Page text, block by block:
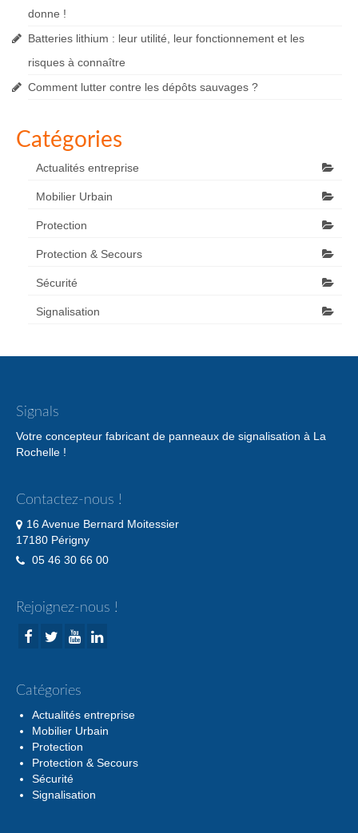
donne !
Batteries lithium : leur utilité, leur fonctionnement et les
risques à connaître
Comment lutter contre les dépôts sauvages ?
Catégories
Actualités entreprise
Mobilier Urbain
Protection
Protection & Secours
Sécurité
Signalisation
Signals
Votre concepteur fabricant de panneaux de signalisation à La
Rochelle !
Contactez-nous !
16 Avenue Bernard Moitessier
17180 Périgny
05 46 30 66 00
Rejoignez-nous !
Catégories
Actualités entreprise
Mobilier Urbain
Protection
Protection & Secours
Sécurité
Signalisation